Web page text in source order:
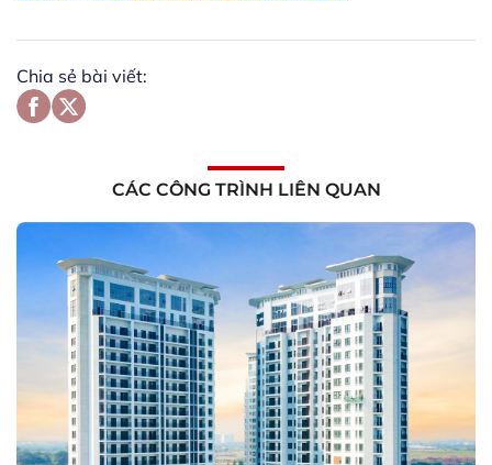
Chia sẻ bài viết:
CÁC CÔNG TRÌNH LIÊN QUAN